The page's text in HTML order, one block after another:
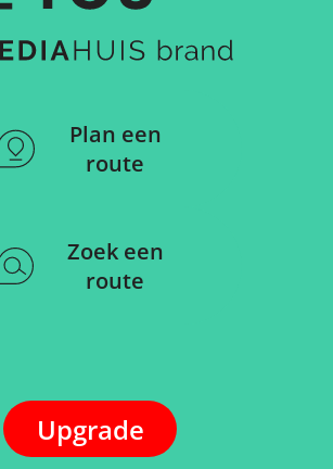
Plan een
route
Zoek een
route
Upgrade